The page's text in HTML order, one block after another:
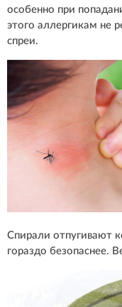
особенно при
этого аллергикам не
спреи.
Спирали отпугивают
гораздо безопаснее.